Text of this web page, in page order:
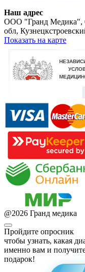
Наш адрес
ООО "Гранд Медика",
обл,
Показать на карте
@2026 Гранд медика
Пройдите опросник
чтобы узнать, какая
именно вам и
подарок!